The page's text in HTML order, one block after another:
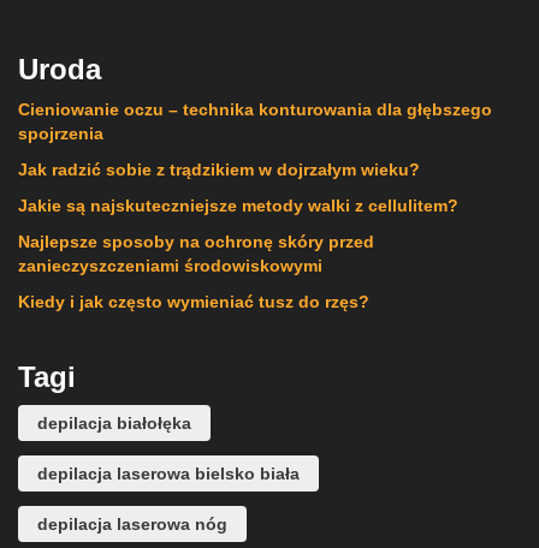
Uroda
Cieniowanie oczu – technika konturowania dla głębszego
spojrzenia
Jak radzić sobie z trądzikiem w dojrzałym wieku?
Jakie są najskuteczniejsze metody walki z cellulitem?
Najlepsze sposoby na ochronę skóry przed
zanieczyszczeniami środowiskowymi
Kiedy i jak często wymieniać tusz do rzęs?
Tagi
depilacja białołęka
depilacja laserowa bielsko biała
depilacja laserowa nóg